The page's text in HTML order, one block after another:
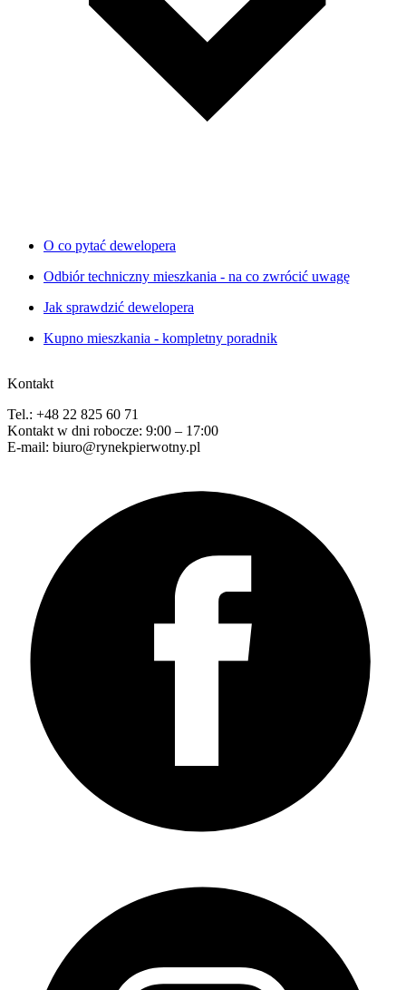
O co pytać dewelopera
Odbiór techniczny mieszkania - na co zwrócić uwagę
Jak sprawdzić dewelopera
Kupno mieszkania - kompletny poradnik
Kontakt
Tel.: +48 22 825 60 71
Kontakt w dni robocze: 9:00 – 17:00
E-mail: biuro@rynekpierwotny.pl